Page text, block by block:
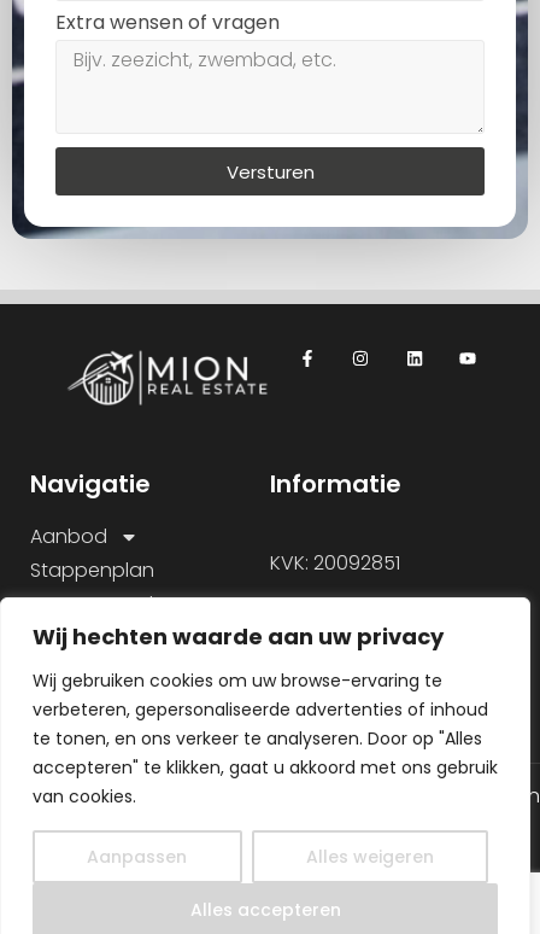
Wij hechten waarde aan uw privacy
Wij gebruiken cookies om uw browse-ervaring te
verbeteren, gepersonaliseerde advertenties of inhoud
te tonen, en ons verkeer te analyseren. Door op "Alles
accepteren" te klikken, gaat u akkoord met ons gebruik
van cookies.
Aanpassen Alles weigeren
Alles accepteren
Extra wensen of vragen
Versturen
Navigatie
Aanbod
Stappenplan
Onze aanpak
Over ons
Veelgestelde vragen
Informatie
KVK: 20092851
© 2026 Alle rechten gereserveerd
Algemene voorwaarden
Privacy Policy
Gemaakt door
MHS Media